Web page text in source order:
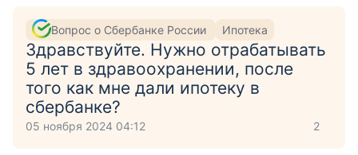
Вопрос о Сбербанке России Ипотека
Здравствуйте. Нужно отрабатывать
5 лет в здравоохранении, после
того как мне дали ипотеку в
сбербанке?
05 ноября 2024 04:12 2